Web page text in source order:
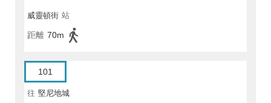
威靈頓街 站
距離 70m
101
往 堅尼地城